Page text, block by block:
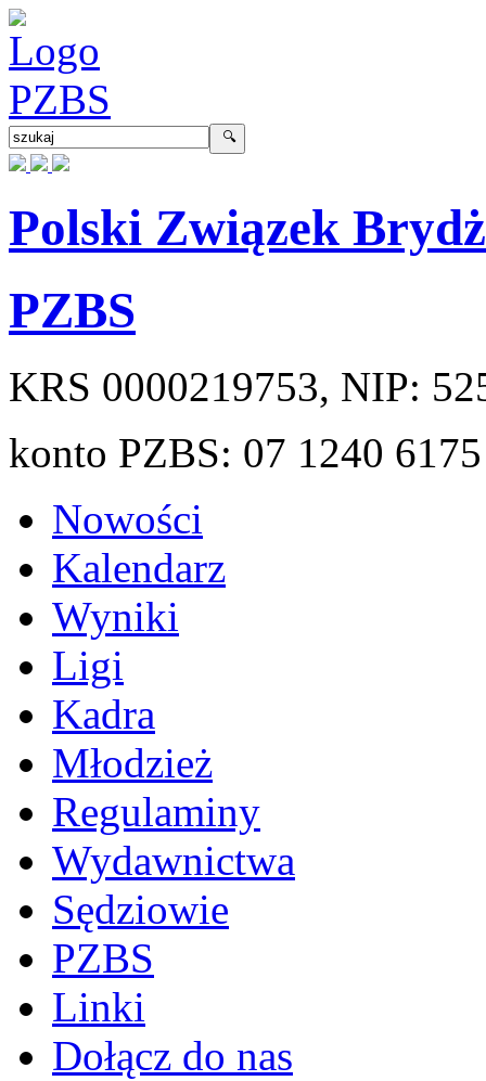
Polski Związek
PZBS
KRS 0000219753, NIP:
konto PZBS: 07 1240
Nowości
Kalendarz
Wyniki
Ligi
Kadra
Młodzież
Regulaminy
Wydawnictwa
Sędziowie
PZBS
Linki
Dołącz do nas